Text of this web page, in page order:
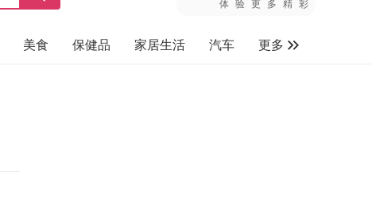
🇨🇳中国
🇨🇦加拿大
体验更多精彩
美食 保健品 家居生活 汽车
更多